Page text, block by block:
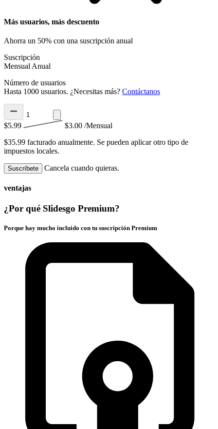
Más usuarios, más descuento
Ahorra un 50% con una suscripción anual
Suscripción
Mensual Anual
Número de usuarios
Hasta 1000 usuarios. ¿Necesitas más? Contáctanos
$5.99 $3.00 /Mensual
$35.99 facturado anualmente. Se pueden aplicar otro tipo de
impuestos locales.
Suscríbete Cancela cuando quieras.
ventajas
¿Por qué Slidesgo Premium?
Porque hay mucho incluido con tu suscripción Premium